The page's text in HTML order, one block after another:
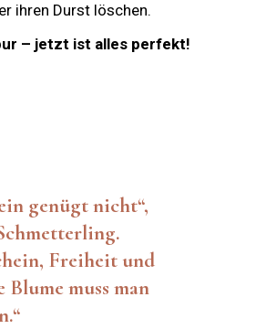
ihren Durst löschen.
– jetzt ist alles perfekt!
genügt nicht“,
Freiheit und
Blume muss man